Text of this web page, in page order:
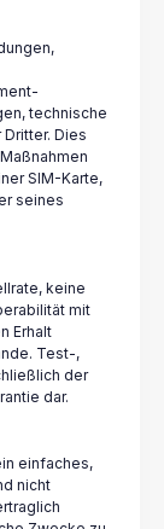
technische
Dies
SIM-Karte,
seines
keine
mit
Erhalt
Test-,
der
dar.
einfaches,
nicht